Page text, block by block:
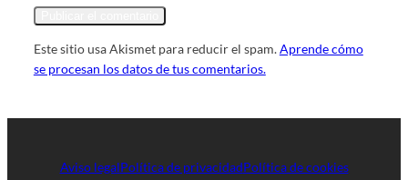
Este sitio usa Akismet para reducir el spam.Aprende cómo
se procesan los datos de tus comentarios.
Aviso legalPolítica de privacidadPolítica de cookies